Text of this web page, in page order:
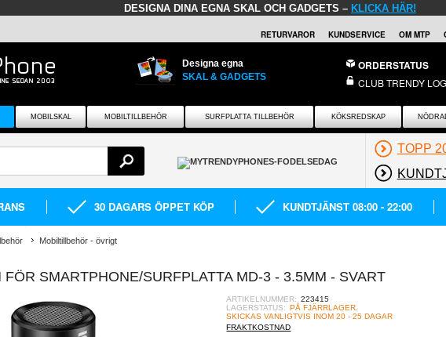
DESIGNA DINA EGNA SKAL OCH GADGETS – KLICKA HÄR!
RETURVAROR KUNDSERVICE OM MTP
Designa egna
SKAL & GADGETS
ORDERSTATUS
CLUB TRENDY
MOBILSKAL MOBILTILLBEHÖR SURFPLATTA TILLBEHÖR KÖKSREDSKAP
TOPP
30 DAGARS ÖPPET KÖP KUNDTJÄNST 08:00 - 22:00
Mobiltillbehör - övrigt
FÖR SMARTPHONE/SURFPLATTA MD-3 - 3.5MM - SVART
ARTIKELNUMMER: 223415
LAGERSTATUS: PÅ FJÄRRLAGER.
SKICKAS VANLIGTVIS INOM 20 - 25 DAGAR
FRAKTKOSTNAD